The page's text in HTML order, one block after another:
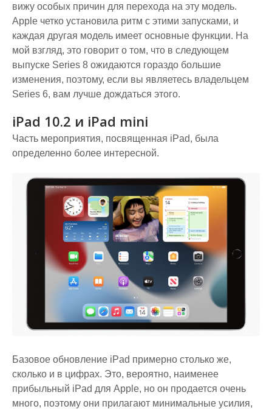
вижу особых причин для перехода на эту модель.
Apple четко установила ритм с этими запусками, и
каждая другая модель имеет основные функции. На
мой взгляд, это говорит о том, что в следующем
выпуске Series 8 ожидаются гораздо большие
изменения, поэтому, если вы являетесь владельцем
Series 6, вам лучше дождаться этого.
iPad 10.2 и iPad mini
Часть мероприятия, посвященная iPad, была
определенно более интересной.
Базовое обновление iPad примерно столько же,
сколько и в цифрах. Это, вероятно, наименее
прибыльный iPad для Apple, но он продается очень
много, поэтому они прилагают минимальные усилия,